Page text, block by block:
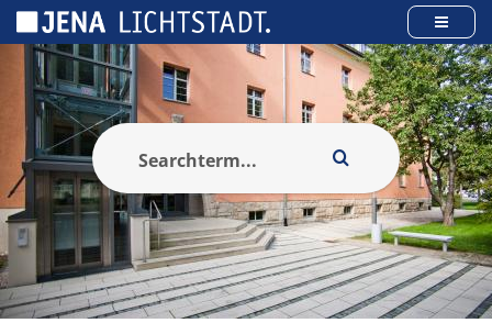
Panel zarządzania plikami cookies